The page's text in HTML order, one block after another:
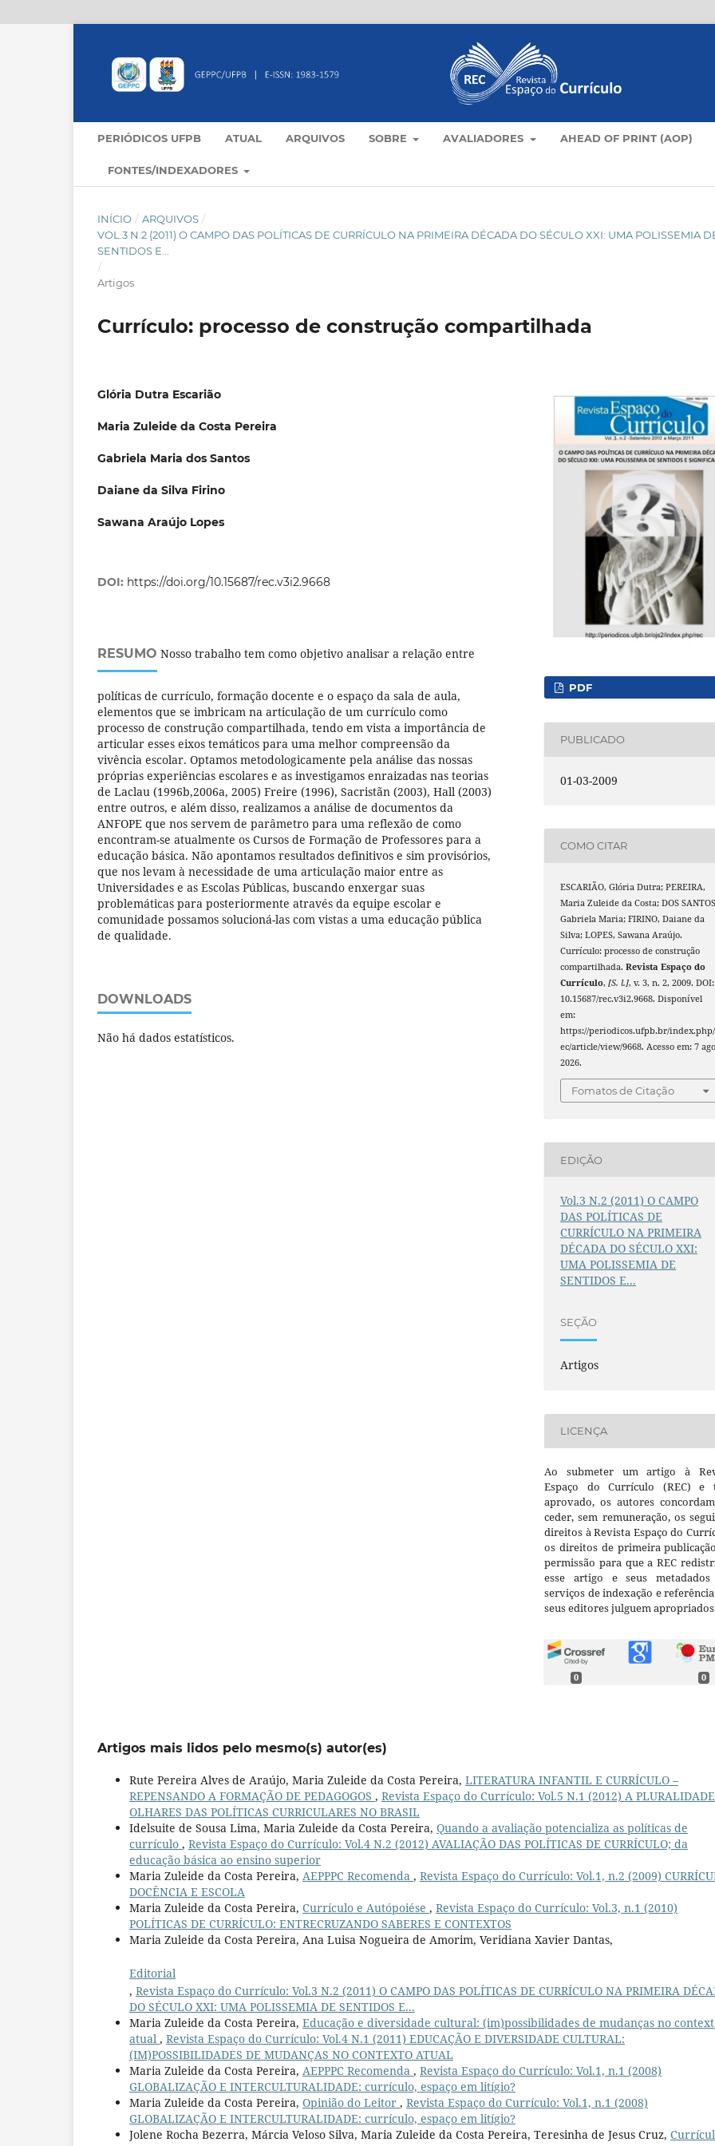
PERIÓDICOS UFPB ATUAL ARQUIVOS SOBRE AVALIADORES AHEAD OF PRINT (AOP)
FONTES/INDEXADORES
INÍCIO / ARQUIVOS /
VOL.3 N.2 (2011) O CAMPO DAS POLÍTICAS DE CURRÍCULO NA PRIMEIRA DÉCADA DO SÉCULO XXI: UMA POLISSEMIA
SENTIDOS E...
/
Artigos
Currículo: processo de construção compartilhada
Glória Dutra Escarião
Maria Zuleide da Costa Pereira
Gabriela Maria dos Santos
Daiane da Silva Firino
Sawana Araújo Lopes
DOI: https://doi.org/10.15687/rec.v3i2.9668
RESUMO Nosso trabalho tem como objetivo analisar a relação entre
políticas de currículo, formação docente e o espaço da sala de aula,
elementos que se imbricam na articulação de um currículo como
processo de construção compartilhada, tendo em vista a importância de
articular esses eixos temáticos para uma melhor compreensão da
vivência escolar. Optamos metodologicamente pela análise das nossas
próprias experiências escolares e as investigamos enraizadas nas teorias
de Laclau (1996b,2006a, 2005) Freire (1996), Sacristãn (2003), Hall (2003)
entre outros, e além disso, realizamos a análise de documentos da
ANFOPE que nos servem de parâmetro para uma reflexão de como
encontram-se atualmente os Cursos de Formação de Professores para a
educação básica. Não apontamos resultados definitivos e sim provisórios,
que nos levam à necessidade de uma articulação maior entre as
Universidades e as Escolas Públicas, buscando enxergar suas
problemáticas para posteriormente através da equipe escolar e
comunidade possamos solucioná-las com vistas a uma educação pública
de qualidade.
DOWNLOADS
Não há dados estatísticos.
PDF
PUBLICADO
01-03-2009
COMO CITAR
ESCARIÃO, Glória Dutra; PEREIRA,
Maria Zuleide da Costa; DOS
Gabriela Maria; FIRINO, Daiane da
Silva; LOPES, Sawana Araújo.
Currículo: processo de construção
compartilhada.Revista Espaço do
Currículo,[S. l.], v. 3, n. 2, 2009. DOI:
10.15687/rec.v3i2.9668. Disponível
em:
https://periodicos.ufpb.br/
ec/article/view/9668. Acesso em: 7
2026.
Fomatos de Citação
EDIÇÃO
Vol.3 N.2 (2011) O CAMPO
DAS POLÍTICAS DE
CURRÍCULO NA PRIMEIRA
DÉCADA DO SÉCULO XXI:
UMA POLISSEMIA DE
SENTIDOS E...
SEÇÃO
Artigos
LICENÇA
Ao submeter um artigo à
Espaço do Currículo (REC) e
aprovado, os autores
ceder, sem remuneração, os
direitos à Revista Espaço do
os direitos de primeira
permissão para que a REC
esse artigo e seus metadados
serviços de indexação e
seus editores julguem
0 0
Artigos mais lidos pelo mesmo(s) autor(es)
Rute Pereira Alves de Araújo, Maria Zuleide da Costa Pereira, LITERATURA INFANTIL E CURRÍCULO –
REPENSANDO A FORMAÇÃO DE PEDAGOGOS , Revista Espaço do Currículo: Vol.5 N.1 (2012) A
OLHARES DAS POLÍTICAS CURRICULARES NO BRASIL
Idelsuite de Sousa Lima, Maria Zuleide da Costa Pereira, Quando a avaliação potencializa as políticas de
currículo , Revista Espaço do Currículo: Vol.4 N.2 (2012) AVALIAÇÃO DAS POLÍTICAS DE CURRÍCULO; da
educação básica ao ensino superior
Maria Zuleide da Costa Pereira, AEPPPC Recomenda , Revista Espaço do Currículo: Vol.1, n.2 (2009)
DOCÊNCIA E ESCOLA
Maria Zuleide da Costa Pereira, Currículo e Autópoiése , Revista Espaço do Currículo: Vol.3, n.1 (2010)
POLÍTICAS DE CURRÍCULO: ENTRECRUZANDO SABERES E CONTEXTOS
Maria Zuleide da Costa Pereira, Ana Luisa Nogueira de Amorim, Veridiana Xavier Dantas,
Editorial
, Revista Espaço do Currículo: Vol.3 N.2 (2011) O CAMPO DAS POLÍTICAS DE CURRÍCULO NA PRIMEIRA
DO SÉCULO XXI: UMA POLISSEMIA DE SENTIDOS E...
Maria Zuleide da Costa Pereira, Educação e diversidade cultural: (im)possibilidades de mudanças no
atual , Revista Espaço do Currículo: Vol.4 N.1 (2011) EDUCAÇÃO E DIVERSIDADE CULTURAL:
(IM)POSSIBILIDADES DE MUDANÇAS NO CONTEXTO ATUAL
Maria Zuleide da Costa Pereira, AEPPPC Recomenda , Revista Espaço do Currículo: Vol.1, n.1 (2008)
GLOBALIZAÇÃO E INTERCULTURALIDADE: currículo, espaço em litígio?
Maria Zuleide da Costa Pereira, Opinião do Leitor , Revista Espaço do Currículo: Vol.1, n.1 (2008)
GLOBALIZAÇÃO E INTERCULTURALIDADE: currículo, espaço em litígio?
Jolene Rocha Bezerra, Márcia Veloso Silva, Maria Zuleide da Costa Pereira, Teresinha de Jesus Cruz,